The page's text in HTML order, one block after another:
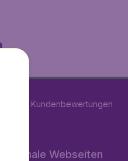
...
Kundenbewertungen
Webseiten